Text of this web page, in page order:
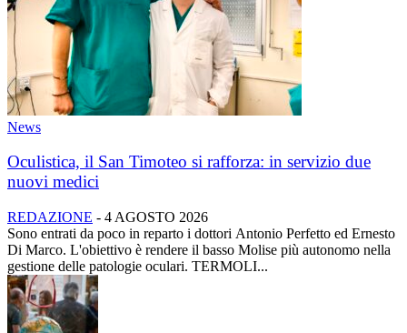
News
Oculistica, il San Timoteo si rafforza: in servizio due
nuovi medici
REDAZIONE - 4 AGOSTO 2026
Sono entrati da poco in reparto i dottori Antonio Perfetto ed Ernesto
Di Marco. L'obiettivo è rendere il basso Molise più autonomo nella
gestione delle patologie oculari. TERMOLI...